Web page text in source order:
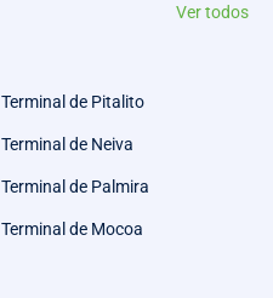
Ver todos
Terminal de Pitalito
Terminal de Neiva
Terminal de Palmira
Terminal de Mocoa